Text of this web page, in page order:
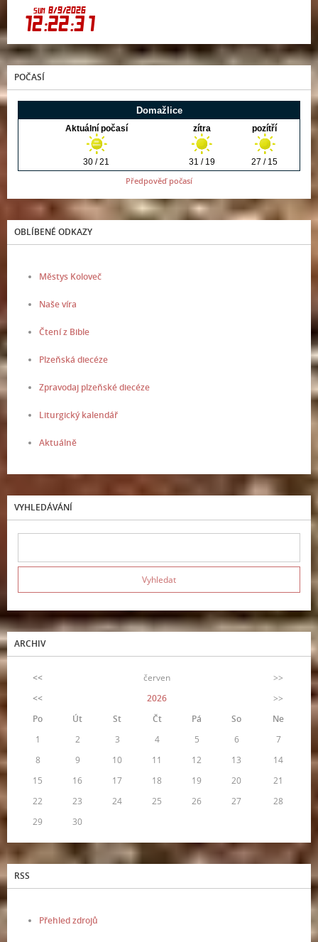
POČASÍ
Předpověď počasí
OBLÍBENÉ ODKAZY
Městys Koloveč
Naše víra
Čtení z Bible
Plzeňská diecéze
Zpravodaj plzeňské diecéze
Liturgický kalendář
Aktuálně
VYHLEDÁVÁNÍ
ARCHIV
<< červen
>>
<<
2026
>>
Po
Út St Čt Pá So
Ne
1
2 3 4 5 6
7
8
9 10 11 12 13
14
15
16 17 18 19 20
21
22
23 24 25 26 27
28
29
30
RSS
Přehled zdrojů